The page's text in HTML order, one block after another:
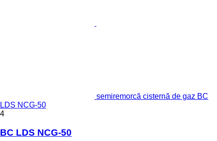
semiremorcă cisternă de gaz BC
LDS NCG-50
4
BC LDS NCG-50